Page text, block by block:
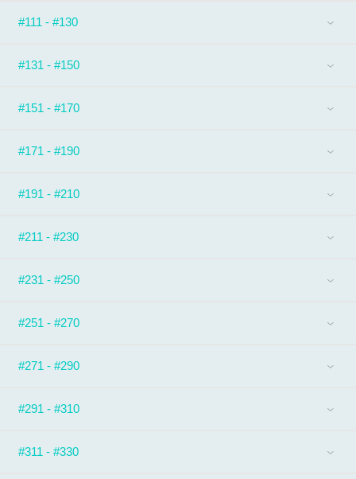
#111 - #130
#131 - #150
#151 - #170
#171 - #190
#191 - #210
#211 - #230
#231 - #250
#251 - #270
#271 - #290
#291 - #310
#311 - #330